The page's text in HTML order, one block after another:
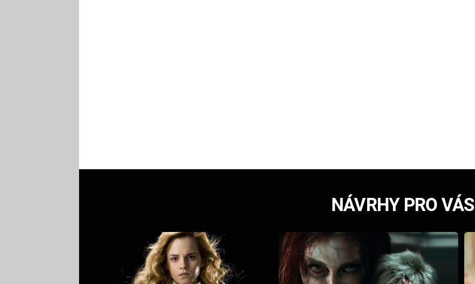
NÁVRHY PRO VÁS